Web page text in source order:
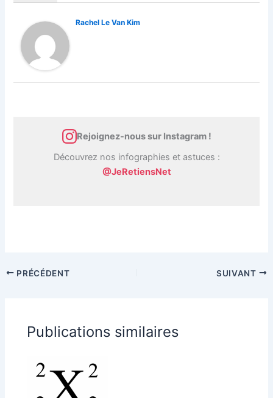
Rachel Le Van Kim
Rejoignez-nous sur Instagram !
Découvrez nos infographies et astuces :
@JeRetiensNet
PRÉCÉDENT SUIVANT
Publications similaires